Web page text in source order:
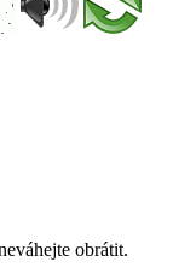
obrátit.